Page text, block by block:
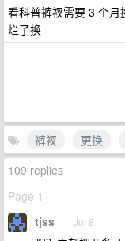
看科普裤衩需要 3 个月
烂了换
裤衩 更换
109 replies
Page 1
tjss Jul 8